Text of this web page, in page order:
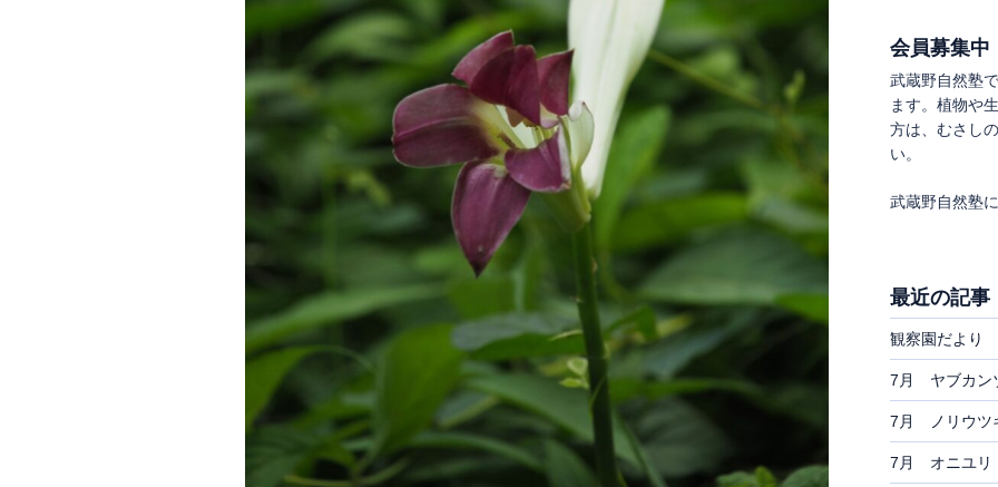
会員募集中
武蔵野自然塾
ます。植物や
方は、むさし
い。
武蔵野自然塾
最近の記事
観察園だより
7月 ヤブカン
7月 ノリウツ
7月 オニユリ